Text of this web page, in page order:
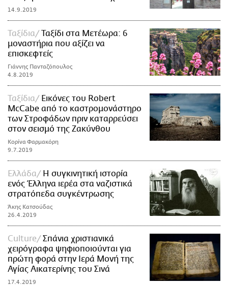
14.9.2019
Ταξίδια
Ταξίδι στα Μετέωρα: 6
μοναστήρια που αξίζει να
επισκεφτείς
Γιάννης Πανταζόπουλος
4.8.2019
Ταξίδια
Εικόνες του Robert
McCabe από το καστρομονάστηρο
των Στροφάδων πριν καταρρεύσει
στον σεισμό της Ζακύνθου
Κορίνα Φαρμακόρη
9.7.2019
Ελλάδα
Η συγκινητική ιστορία
ενός Έλληνα ιερέα στα ναζιστικά
στρατόπεδα συγκέντρωσης
Άκης Κατσούδας
26.4.2019
Culture
Σπάνια χριστιανικά
χειρόγραφα ψηφιοποιούνται για
πρώτη φορά στην Ιερά Μονή της
Αγίας Αικατερίνης του Σινά
17.4.2019